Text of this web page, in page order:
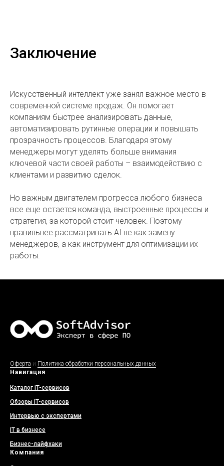
Заключение
Искусственный интеллект уже занял важное место в
современной системе продаж. Он помогает
компаниям быстрее анализировать данные,
автоматизировать рутинные операции и повышать
прозрачность процессов. Благодаря этому
менеджеры могут уделять больше внимания
ключевой части своей работы – взаимодействию с
клиентами и развитию сделок.
Но важным двигателем прогресса любого бизнеса
все еще остается команда, выстроенные процессы и
стратегия, за которой стоит человек. Поэтому
правильнее рассматривать AI не как замену
менеджеров, а как инструмент для оптимизации их
работы.
Оферта и Политика обработки персональных данных
Навигация
Каталог IT-сервисов
Обзоры IT-сервисов
Интервью с экспертами
IT в бизнесе
Бизнес-лайфхаки
Компания